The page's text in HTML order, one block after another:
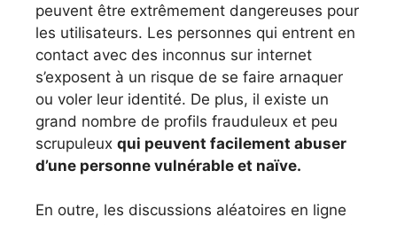
peuvent être extrêmement dangereuses pour
les utilisateurs. Les personnes qui entrent en
contact avec des inconnus sur internet
s’exposent à un risque de se faire arnaquer
ou voler leur identité. De plus, il existe un
grand nombre de profils frauduleux et peu
scrupuleux qui peuvent facilement abuser
d’une personne vulnérable et naïve.
En outre, les discussions aléatoires en ligne